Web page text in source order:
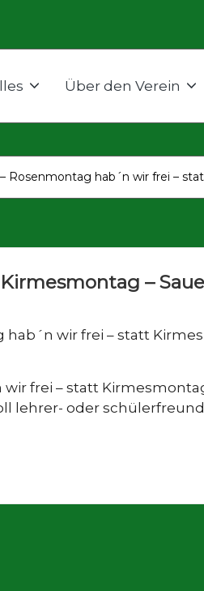
Über den Verein
Rosenmontag hab´n wir frei –
–
frei – statt
lehrer- oder